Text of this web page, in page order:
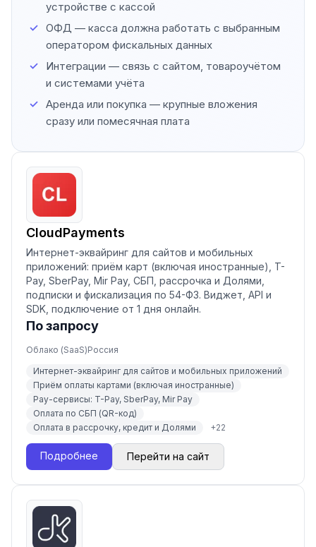
устройстве с кассой
ОФД — касса должна работать с выбранным
оператором фискальных данных
Интеграции — связь с сайтом, товароучётом
и системами учёта
Аренда или покупка — крупные вложения
сразу или помесячная плата
CloudPayments
Интернет-эквайринг для сайтов и мобильных
приложений: приём карт (включая иностранные), T-
Pay, SberPay, Mir Pay, СБП, рассрочка и Долями,
подписки и фискализация по 54-ФЗ. Виджет, API и
SDK, подключение от 1 дня онлайн.
По запросу
Облако (SaaS)Россия
Интернет-эквайринг для сайтов и мобильных приложений
Приём оплаты картами (включая иностранные)
Pay-сервисы: T-Pay, SberPay, Mir Pay
Оплата по СБП (QR-код)
Оплата в рассрочку, кредит и Долями
+22
Подробнее Перейти на сайт